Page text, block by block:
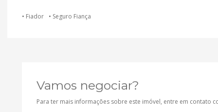
• Fiador • Seguro Fiança
Vamos negociar?
Para ter mais informações sobre este imóvel, entre em contato